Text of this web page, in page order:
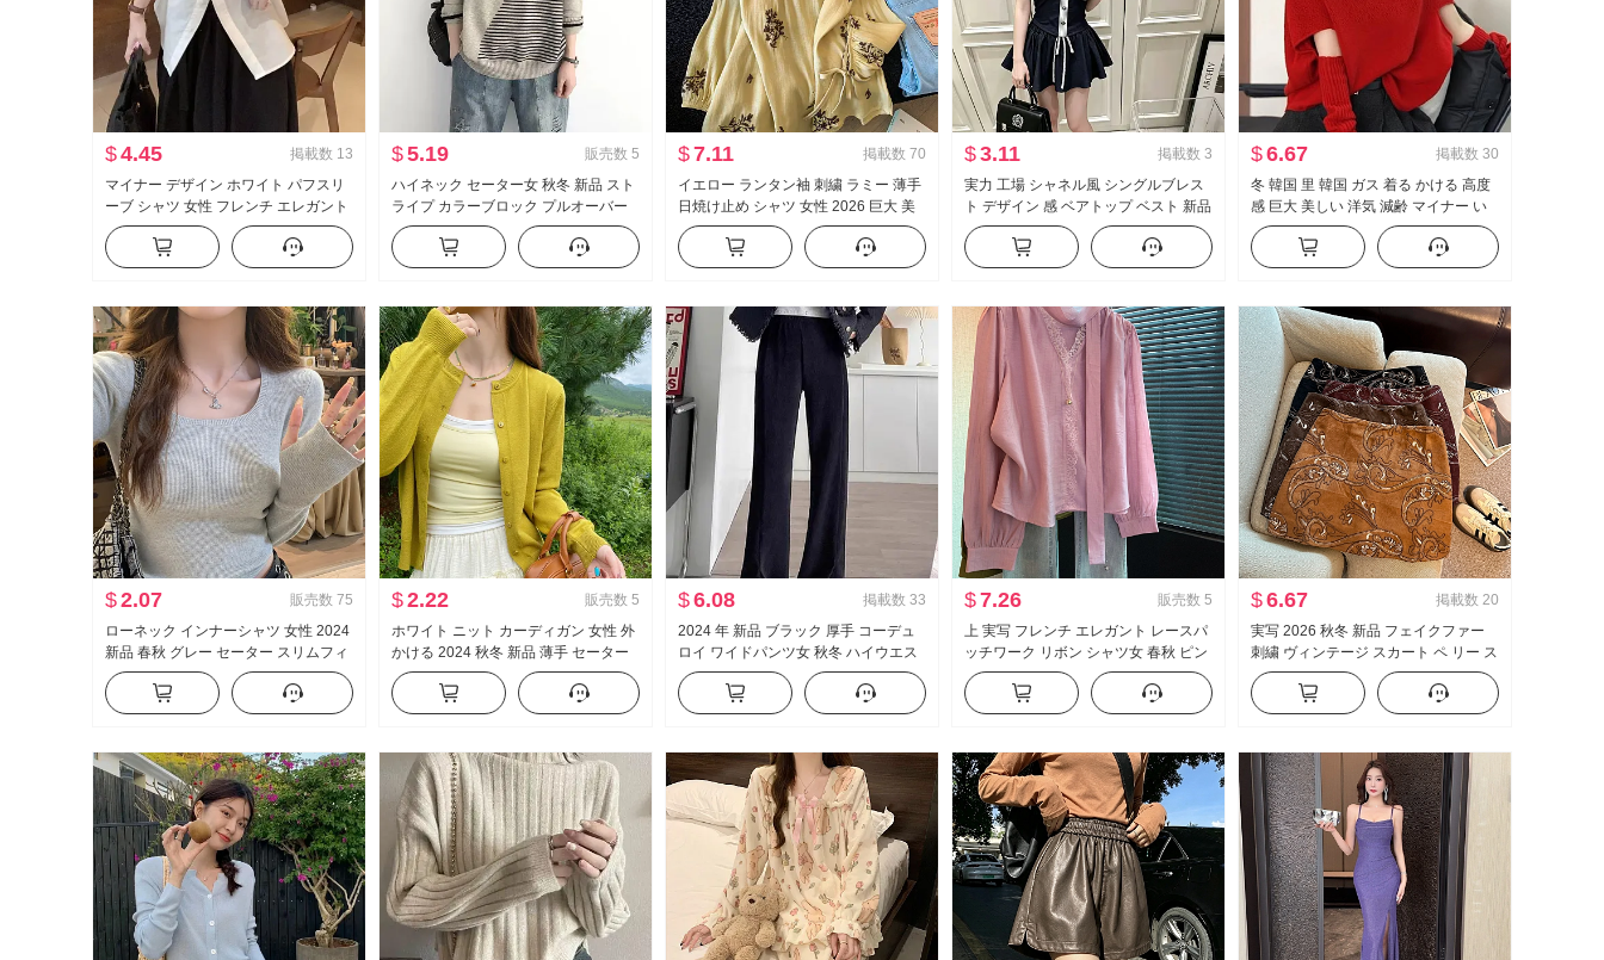
$4.45 掲載数 13
マイナー デザイン ホワイト パフスリ
ーブ シャツ 女性 フレンチ エレガント
ルーズフィット シャツ ファッション
立ち襟 トップス 夏
$5.19 販売数 5
ハイネック セーター女 秋冬 新品 スト
ライプ カラーブロック プルオーバー
ニットセーター アート 婦人服 ルーズ
フィット 大きいサイズ インナーシャ
ツ
$7.11 掲載数 70
イエロー ランタン袖 刺繍 ラミー 薄手
日焼け止め シャツ 女性 2026 巨大 美
しい の シャツ 夏 新品 トップス
$3.11 掲載数 3
実力 工場 シャネル風 シングルブレス
ト デザイン 感 ベアトップ ベスト 新品
ストライプ リボン スリムフィット ス
リム効果 トップス
$6.67 掲載数 30
冬 韓国 里 韓国 ガス 着る かける 高度
感 巨大 美しい 洋気 減齢 マイナー い
いえ ぶつかる 金 新年 赤 ニットセータ
ー
$2.07 販売数 75
ローネック インナーシャツ 女性 2024
新品 春秋 グレー セーター スリムフィ
ット 方 襟 ニットセーター 高度 感 内
かける 服
$2.22 販売数 5
ホワイト ニット カーディガン 女性 外
かける 2024 秋冬 新品 薄手 セーター
コート ルーズフィット 長袖 早秋 トッ
プス
$6.08 掲載数 33
2024 年 新品 ブラック 厚手 コーデュ
ロイ ワイドパンツ女 秋冬 ハイウエス
ト スリム効果 垂 感 スリット ストレー
トパンツ
$7.26 販売数 5
上 実写 フレンチ エレガント レースパ
ッチワーク リボン シャツ女 春秋 ピン
ク Vネック 長袖 シャツ マイナー トッ
プス
$6.67 掲載数 20
実写 2026 秋冬 新品 フェイクファー
刺繍 ヴィンテージ スカート ペ リー ス
刺繍 ミニスカート 女性 ベルト セキュ
リティ ズボン